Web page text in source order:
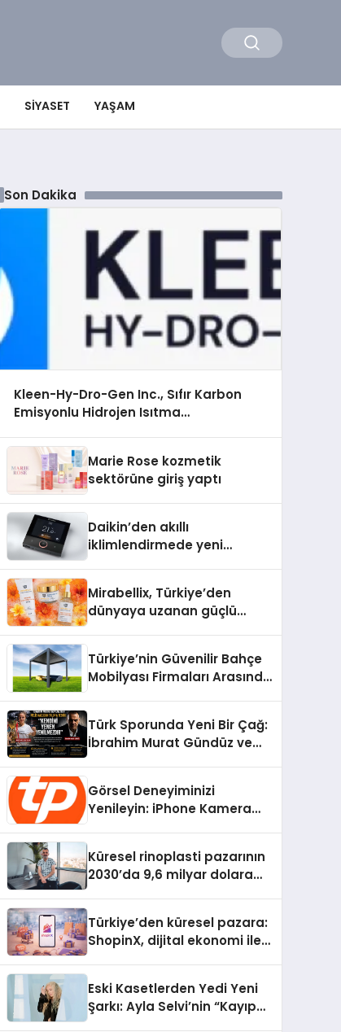
SIYASET YAŞAM
Son Dakika
Kleen-Hy-Dro-Gen Inc., Sıfır Karbon
Emisyonlu Hidrojen Isıtma
Onaylarını Aldı
Marie Rose kozmetik
sektörüne giriş yaptı
Daikin’den akıllı
iklimlendirmede yeni
Mirabellix, Türkiye’den
dünyaya uzanan güçlü
Türkiye’nin Güvenilir Bahçe
Mobilyası Firmaları Arasında
Türk Sporunda Yeni Bir Çağ:
İbrahim Murat Gündüz ve
Görsel Deneyiminizi
Yenileyin: iPhone Kamera
Küresel rinoplasti pazarının
2030’da 9,6 milyar dolara
Türkiye’den küresel pazara:
ShopinX, dijital ekonomi ile
Eski Kasetlerden Yedi Yeni
Şarkı: Ayla Selvi’nin “Kayıp